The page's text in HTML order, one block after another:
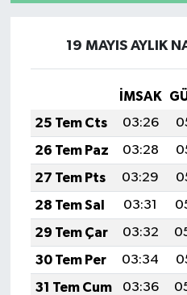
19 MAYIS AYLIK
İMSAK
25 Tem Cts
03:26
26 Tem Paz
03:28
27 Tem Pts
03:29
28 Tem Sal
03:31
29 Tem Çar
03:32
30 Tem Per
03:34
31 Tem Cum
03:36